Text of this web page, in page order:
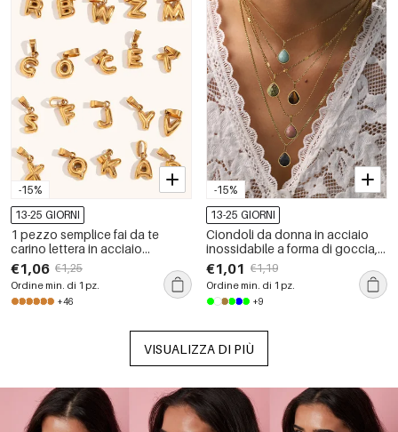
-15%
13-25 GIORNI
1 pezzo semplice fai da te
carino lettera in acciaio
inossidabile impermeabile color
oro ciondolo da donna
€1,06 €1,25
Ordine min. di 1 pz.
+46
-15%
13-25 GIORNI
Ciondoli da donna in acciaio
inossidabile a forma di goccia,
impermeabili, color oro, con
pietra naturale
€1,01 €1,19
Ordine min. di 1 pz.
+9
VISUALIZZA DI PIÙ